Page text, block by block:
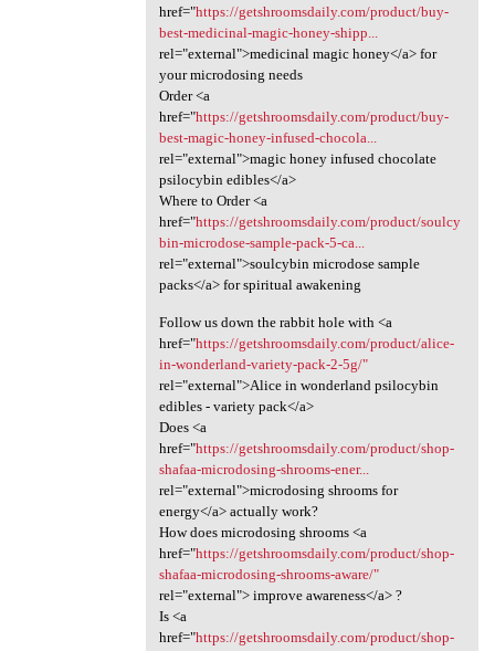
href="https://getshroomsdaily.com/product/buy-
best-medicinal-magic-honey-shipp...
rel="external">medicinal magic honey</a> for
your microdosing needs
Order <a
href="https://getshroomsdaily.com/product/buy-
best-magic-honey-infused-chocola...
rel="external">magic honey infused chocolate
psilocybin edibles</a>
Where to Order <a
href="https://getshroomsdaily.com/product/soulcy
bin-microdose-sample-pack-5-ca...
rel="external">soulcybin microdose sample
packs</a> for spiritual awakening
Follow us down the rabbit hole with <a
href="https://getshroomsdaily.com/product/alice-
in-wonderland-variety-pack-2-5g/"
rel="external">Alice in wonderland psilocybin
edibles - variety pack</a>
Does <a
href="https://getshroomsdaily.com/product/shop-
shafaa-microdosing-shrooms-ener...
rel="external">microdosing shrooms for
energy</a> actually work?
How does microdosing shrooms <a
href="https://getshroomsdaily.com/product/shop-
shafaa-microdosing-shrooms-aware/"
rel="external"> improve awareness</a> ?
Is <a
href="https://getshroomsdaily.com/product/shop-